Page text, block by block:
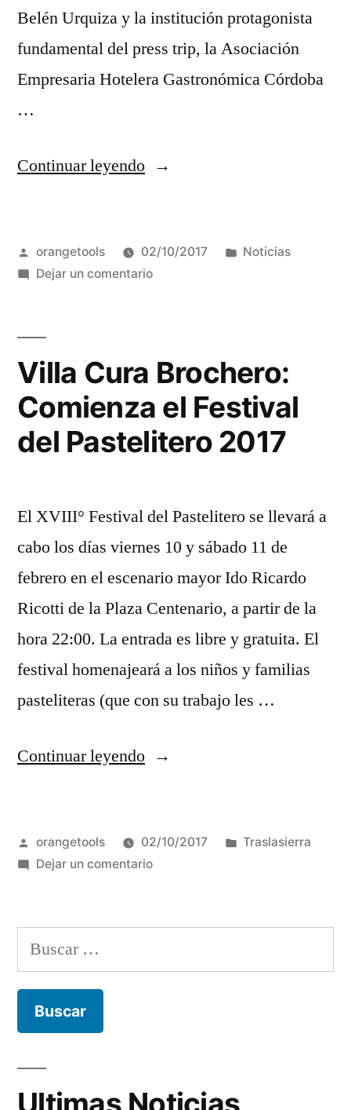
Belén Urquiza y la institución protagonista
fundamental del press trip, la Asociación
Empresaria Hotelera Gastronómica Córdoba
…
Continuar leyendo“Periodistas
recorren
Córdoba”
Publicado
por
orangetools 02/10/2017
Publicada
Noticias
Dejar un comentarioen
recorren
la
ciudad
de
Córdoba
Villa Cura Brochero:
Comienza el Festival
del Pastelitero 2017
El XVIII° Festival del Pastelitero se llevará a
cabo los días viernes 10 y sábado 11 de
febrero en el escenario mayor Ido Ricardo
Ricotti de la Plaza Centenario, a partir de la
hora 22:00. La entrada es libre y gratuita. El
festival homenajeará a los niños y familias
pasteliteras (que con su trabajo les …
Continuar leyendo“Villa
Comienza
Pastelitero
Publicado
por
orangetools 02/10/2017
Publicada
Traslasierra
Dejar un comentarioen
Brochero:
el
Buscar: